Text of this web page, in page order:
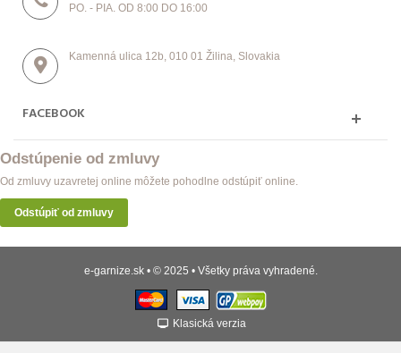
PO. - PIA. OD 8:00 DO 16:00
Kamenná ulica 12b, 010 01 Žilina, Slovakia
FACEBOOK
Odstúpenie od zmluvy
Od zmluvy uzavretej online môžete pohodlne odstúpiť online.
Odstúpiť od zmluvy
e-garnize.sk • © 2025 • Všetky práva vyhradené.
Klasická verzia